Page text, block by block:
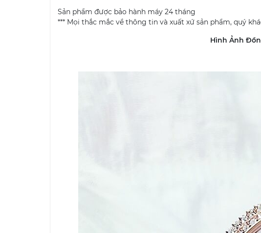
Sản phẩm được bảo hành máy 24 tháng
*** Mọi thắc mắc về thông tin và xuất xứ sản phẩm, quý
Hình Ảnh